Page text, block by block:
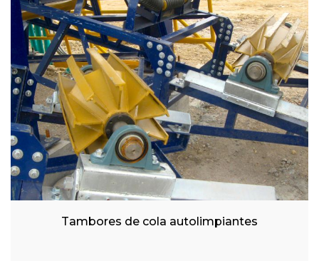
Tambores de cola autolimpiantes